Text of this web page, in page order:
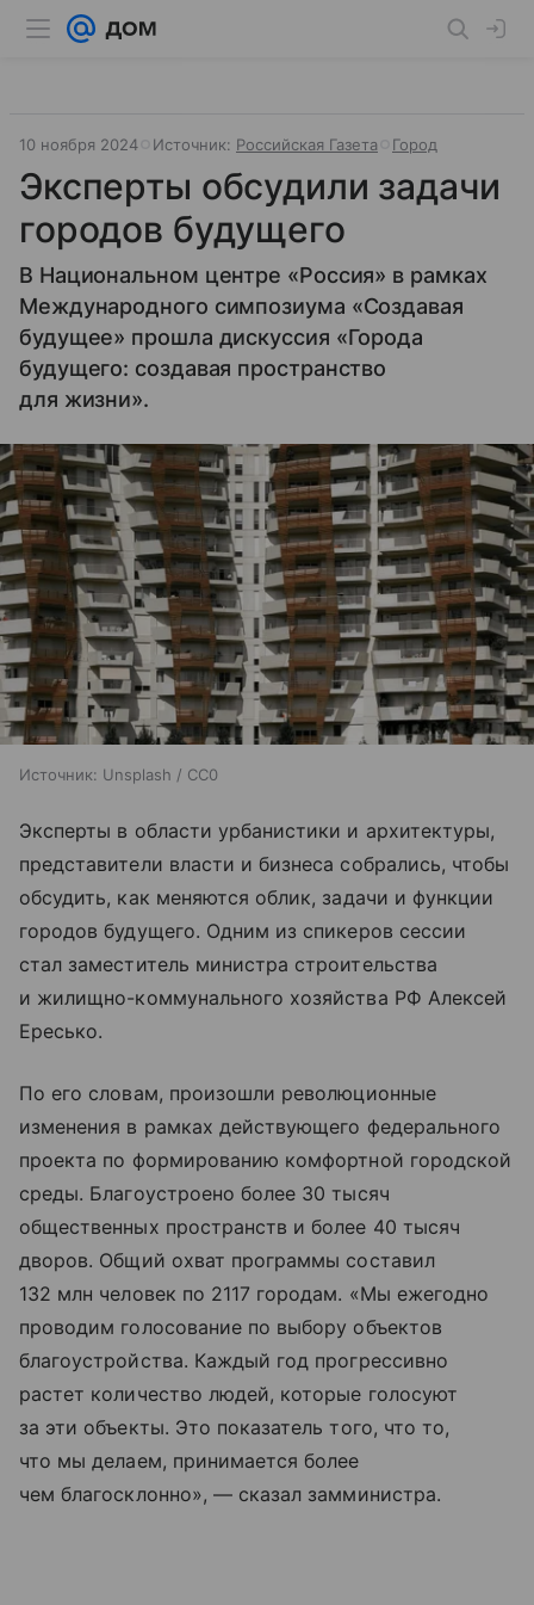
10 ноября 2024 Источник: Российская Газета Город
Эксперты обсудили задачи
городов будущего
В Национальном центре «Россия» в рамках
Международного симпозиума «Создавая
будущее» прошла дискуссия «Города
будущего: создавая пространство
для жизни».
Источник: Unsplash / CC0
Эксперты в области урбанистики и архитектуры,
представители власти и бизнеса собрались, чтобы
обсудить, как меняются облик, задачи и функции
городов будущего. Одним из спикеров сессии
стал заместитель министра строительства
и жилищно-коммунального хозяйства РФ Алексей
Ересько.
По его словам, произошли революционные
изменения в рамках действующего федерального
проекта по формированию комфортной городской
среды. Благоустроено более 30 тысяч
общественных пространств и более 40 тысяч
дворов. Общий охват программы составил
132 млн человек по 2117 городам. «Мы ежегодно
проводим голосование по выбору объектов
благоустройства. Каждый год прогрессивно
растет количество людей, которые голосуют
за эти объекты. Это показатель того, что то,
что мы делаем, принимается более
чем благосклонно», — сказал замминистра.